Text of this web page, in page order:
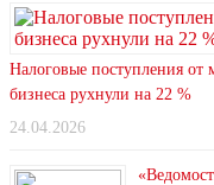
Налоговые поступления от
бизнеса рухнули на 22 %
24.04.2026